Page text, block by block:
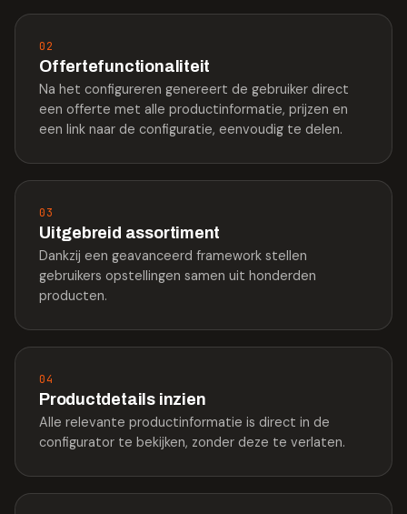
02
Offertefunctionaliteit
Na het configureren genereert de gebruiker direct
een offerte met alle productinformatie, prijzen en
een link naar de configuratie, eenvoudig te delen.
03
Uitgebreid assortiment
Dankzij een geavanceerd framework stellen
gebruikers opstellingen samen uit honderden
producten.
04
Productdetails inzien
Alle relevante productinformatie is direct in de
configurator te bekijken, zonder deze te verlaten.